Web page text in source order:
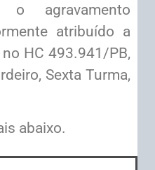
o agravamento
atribuído a
HC 493.941/PB,
Sexta Turma,
abaixo.